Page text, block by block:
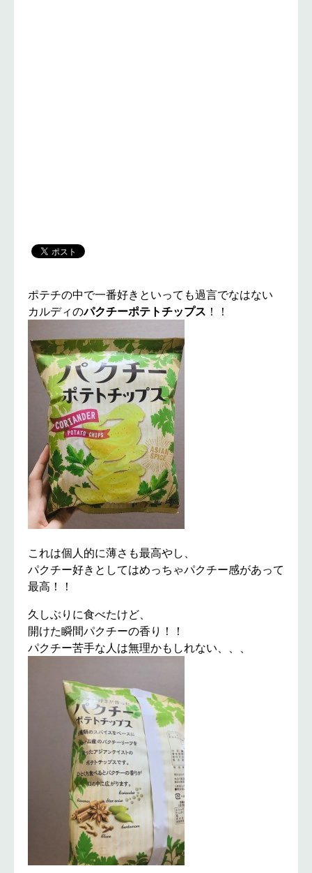
ポテチの中で一番好きといっても過言でなはない
カルディのパクチーポテトチップス ！！
これは個人的に薄さも最高やし、
パクチー好きとしてはめっちゃパクチー感があって
最高！！
久しぶりに食べたけど、
開けた瞬間パクチーの香り！！
パクチー苦手な人は無理かもしれない、、、